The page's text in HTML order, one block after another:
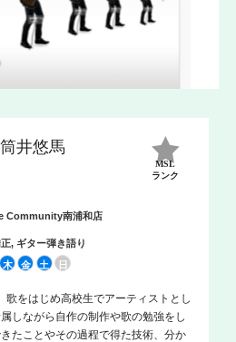
筒井悠馬
MSL
ランク
Community南浦和店
, ギター弾き語り
木 金 土 日
歌をはじめ高校生でアーティストとし
しながら自作の制作や歌の勉強をし
たことやその過程で得た技術、分か